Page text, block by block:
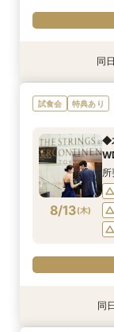
特典あり
8/11(火)
【
ム
特典あり
8/11(火)
品
宿
特典あり
8/11(火)
【
個
特典あり
8/11(火)
【
同
試食会 特典あり
8/13(木)
◆
同